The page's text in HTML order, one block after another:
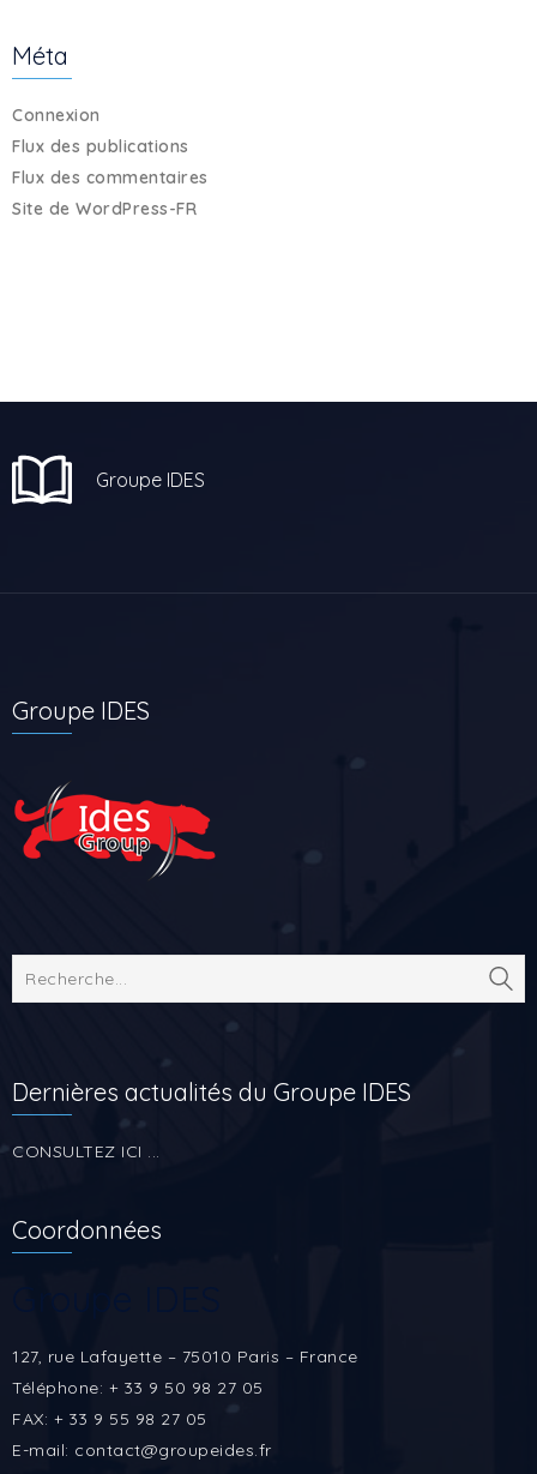
Méta
Connexion
Flux des publications
Flux des commentaires
Site de WordPress-FR
Groupe IDES
Groupe IDES
Dernières actualités du Groupe IDES
CONSULTEZ ICI ...
Coordonnées
127, rue Lafayette – 75010 Paris – France
Téléphone: + 33 9 50 98 27 05
FAX: + 33 9 55 98 27 05
E-mail: contact@groupeides.fr